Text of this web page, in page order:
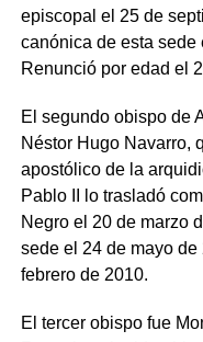
episcopal el 25 de
canónica de esta sede
Renunció por edad el
El segundo obispo de
Néstor Hugo Navarro,
apostólico de la
Pablo II lo trasladó
Negro el 20 de marzo
sede el 24 de mayo
febrero de 2010.
El tercer obispo fue